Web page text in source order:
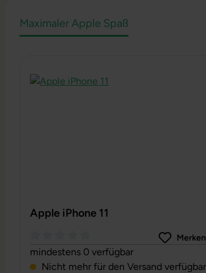
Maximaler Apple Spaß
Apple iPhone 11
Durchschnittliche Bewertung von 0 von
Merken
mindestens 0 verfügbar
Nicht mehr für den Versand verfügbar